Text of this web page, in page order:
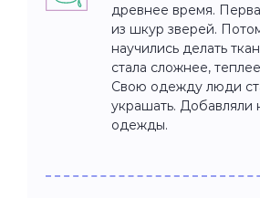
древнее время.
из шкур зверей.
научились делать
стала сложнее,
Свою одежду люди
украшать. Добавляли
одежды.